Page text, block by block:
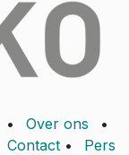
• Over ons
•
Contact •
Pers